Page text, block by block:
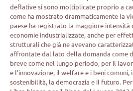
deflative si sono moltiplicate proprio a
come ha mostrato drammaticamente la
paese ha registrato la maggiore
economie industrializzate, anche per
strutturali che già ne avevano
affrontate dal lato della domanda come
breve come nel lungo periodo, per il
e l’innovazione, il welfare e i beni comuni,
sostenibilità, la democrazia e il futuro.